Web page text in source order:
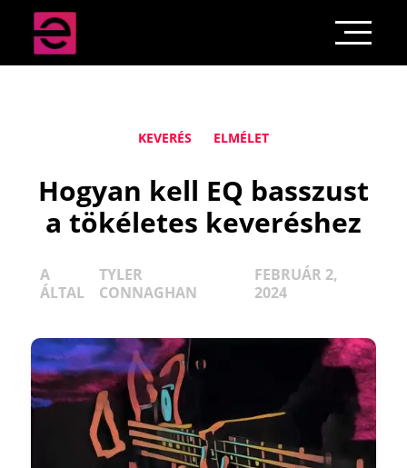
KEVERÉS ELMÉLET
Hogyan kell EQ basszust
a tökéletes keveréshez
A
ÁLTAL
TYLER
CONNAGHAN
FEBRUÁR 2,
2024